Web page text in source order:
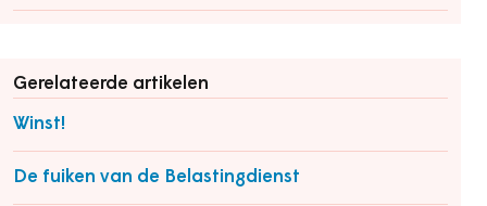
Gerelateerde artikelen
Winst!
De fuiken van de Belastingdienst